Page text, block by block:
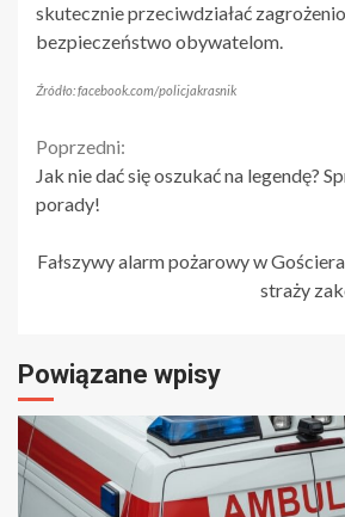
skutecznie przeciwdziałać
bezpieczeństwo obywatelom.
Źródło: facebook.com/policjakrasnik
Continue
Reading
Poprzedni:
Jak nie dać się oszukać na legendę?
porady!
Fałszywy alarm pożarowy w
straży
Powiązane wpisy